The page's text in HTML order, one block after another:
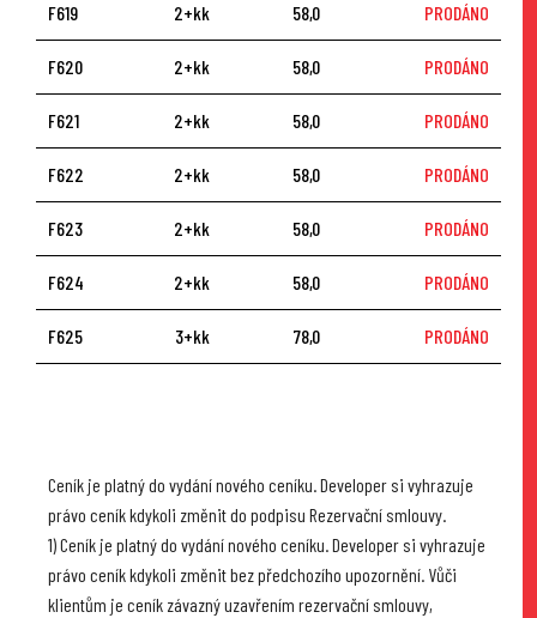
F619 2+kk 58,0 PRODÁNO
F620 2+kk 58,0 PRODÁNO
F621 2+kk 58,0 PRODÁNO
F622 2+kk 58,0 PRODÁNO
F623 2+kk 58,0 PRODÁNO
F624 2+kk 58,0 PRODÁNO
F625 3+kk 78,0 PRODÁNO
Ceník je platný do vydání nového ceníku. Developer si vyhrazuje
právo ceník kdykoli změnit do podpisu Rezervační smlouvy.
1) Ceník je platný do vydání nového ceníku. Developer si vyhrazuje
právo ceník kdykoli změnit bez předchozího upozornění. Vůči
klientům je ceník závazný uzavřením rezervační smlouvy,